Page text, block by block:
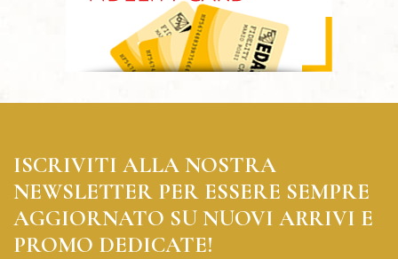
ISCRIVITI ALLA NOSTRA
NEWSLETTER PER ESSERE SEMPRE
AGGIORNATO SU NUOVI ARRIVI E
PROMO DEDICATE!